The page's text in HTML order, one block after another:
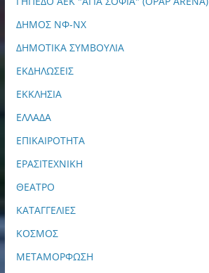
ΔΗΜΟΣ ΝΦ-ΝΧ
ΔΗΜΟΤΙΚΑ ΣΥΜΒΟΥΛΙΑ
ΕΚΔΗΛΩΣΕΙΣ
ΕΚΚΛΗΣΙΑ
ΕΛΛΑΔΑ
ΕΠΙΚΑΙΡΟΤΗΤΑ
ΕΡΑΣΙΤΕΧΝΙΚΗ
ΘΕΑΤΡΟ
ΚΑΤΑΓΓΕΛΙΕΣ
ΚΟΣΜΟΣ
ΜΕΤΑΜΟΡΦΩΣΗ